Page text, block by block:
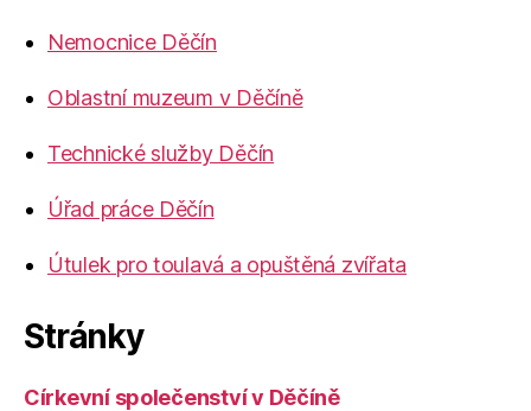
Nemocnice Děčín
Oblastní muzeum v Děčíně
Technické služby Děčín
Úřad práce Děčín
Útulek pro toulavá a opuštěná zvířata
Stránky
Církevní společenství v Děčíně